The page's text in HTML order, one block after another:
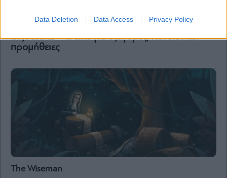
Data Deletion Data Access Privacy Policy
της Allianz – Τι είπε για εξαγορές, Revolut και
προμήθειες
The Wiseman